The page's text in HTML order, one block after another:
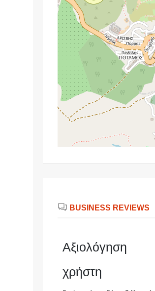
BUSINESS REVIEWS
Αξιολόγηση
χρήστη